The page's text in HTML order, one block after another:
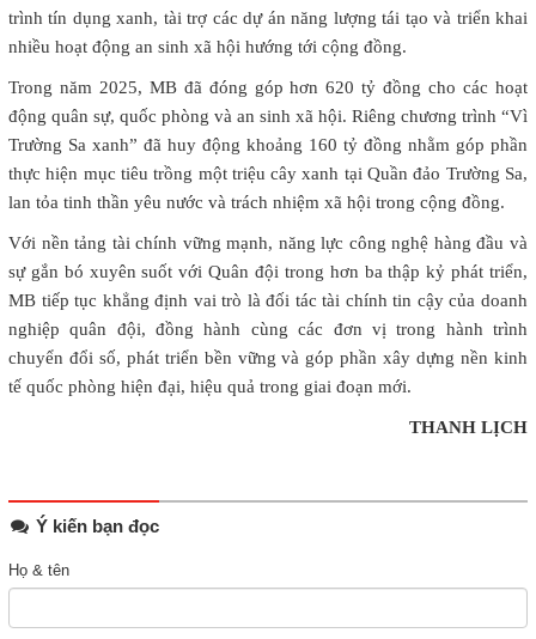
trình tín dụng xanh, tài trợ các dự án năng lượng tái tạo và triển khai
nhiều hoạt động an sinh xã hội hướng tới cộng đồng.
Trong năm 2025, MB đã đóng góp hơn 620 tỷ đồng cho các hoạt
động quân sự, quốc phòng và an sinh xã hội. Riêng chương trình “Vì
Trường Sa xanh” đã huy động khoảng 160 tỷ đồng nhằm góp phần
thực hiện mục tiêu trồng một triệu cây xanh tại Quần đảo Trường Sa,
lan tỏa tinh thần yêu nước và trách nhiệm xã hội trong cộng đồng.
Với nền tảng tài chính vững mạnh, năng lực công nghệ hàng đầu và
sự gắn bó xuyên suốt với Quân đội trong hơn ba thập kỷ phát triển,
MB tiếp tục khẳng định vai trò là đối tác tài chính tin cậy của doanh
nghiệp quân đội, đồng hành cùng các đơn vị trong hành trình
chuyển đổi số, phát triển bền vững và góp phần xây dựng nền kinh
tế quốc phòng hiện đại, hiệu quả trong giai đoạn mới.
THANH LỊCH
Ý kiến bạn đọc
Họ & tên